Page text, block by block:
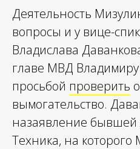
Деятельность
вопросы и у вице-
Владислава
главе МВД Владимиру
просьбой проверить
вымогательство.
назаявление
Техника, на